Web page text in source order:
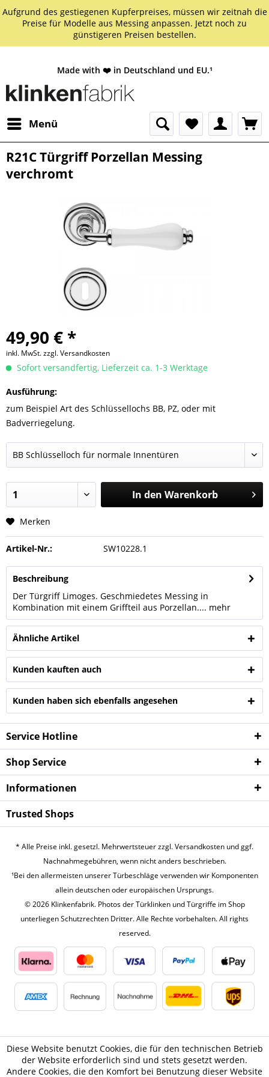
Aufgrund des gestiegenen Kupferpreises, müssen wir zeitnah die
Preise für Modelle aus Messing anpassen. Jetzt noch zu
günstigeren Preisen bestellen.
Made with ❤️ in Deutschland und EU.¹
Menü
R21C Türgriff Porzellan Messing
verchromt
49,90 € *
inkl. MwSt.zzgl. Versandkosten
Sofort versandfertig, Lieferzeit ca. 1-3 Werktage
Ausführung:
zum Beispiel Art des Schlüssellochs BB, PZ, oder mit
Badverriegelung.
In den Warenkorb
Merken
Artikel-Nr.: SW10228.1
Beschreibung
Der Türgriff Limoges. Geschmiedetes Messing in
Kombination mit einem Griffteil aus Porzellan.... mehr
Ähnliche Artikel
Kunden kauften auch
Kunden haben sich ebenfalls angesehen
Service Hotline
Shop Service
Infor­mationen
Trusted Shops
* Alle Preise inkl. gesetzl. Mehrwertsteuer zzgl.Versandkosten und ggf.
Nachnahmegebühren, wenn nicht anders beschrieben.
¹Bei den allermeisten unserer Türbeschläge verwenden wir Komponenten
allein deutschen oder europäischen Ursprungs.
© 2026 Klinkenfabrik. Photos der Türklinken und Türgriffe im Shop
unterliegen Schutzrechten Dritter. Alle Rechte vorbehalten. All rights
reserved.
Diese Website benutzt Cookies, die für den technischen Betrieb
der Website erforderlich sind und stets gesetzt werden.
Andere Cookies, die den Komfort bei Benutzung dieser Website